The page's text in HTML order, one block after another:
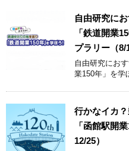
自由研究に
「鉄道開業
プラリー（8/
自由研究にお
業150年」を学
行かなイカ
「函館駅開
12/25）